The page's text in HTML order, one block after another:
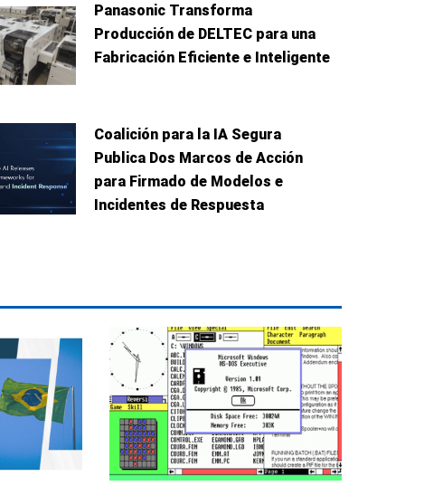
Panasonic Transforma
Producción de DELTEC para una
Fabricación Eficiente e Inteligente
Coalición para la IA Segura
Publica Dos Marcos de Acción
para Firmado de Modelos e
Incidentes de Respuesta